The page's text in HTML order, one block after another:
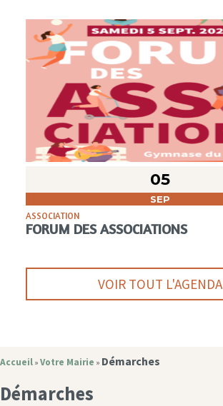
05
SEP
ASSOCIATION
FORUM DES ASSOCIATIONS
VOIR TOUT L'AGENDA
Accueil » Votre Mairie » Démarches
Démarches